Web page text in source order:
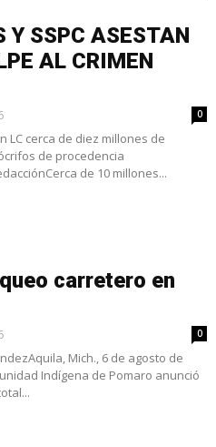
Y SSPC ASESTAN
AL CRIMEN
0
LC cerca de diez millones de
de procedencia
de 10 millones...
carretero en
0
Mich., 6 de agosto de
Indígena de Pomaro anunció